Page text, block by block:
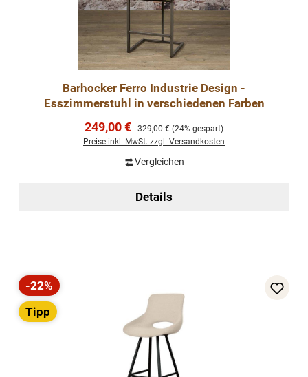
Barhocker Ferro Industrie Design -
Esszimmerstuhl in verschiedenen Farben
Verkaufspreis:
249,00 € Regulärer Preis:
329,00 € (24% gespart)
Preise inkl. MwSt. zzgl. Versandkosten
Vergleichen
Details
Rabatt
-22%
Tipp